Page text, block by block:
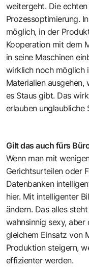
weitergeht. Die
Prozessoptimierung.
möglich, in der
Kooperation mit dem
in seine Maschinen
wirklich noch möglich
Materialien
es Staus gibt. Das
erlauben unglaubliche
Gilt das auch fürs
Wenn man mit
Gerichtsurteilen oder
Datenbanken
hier. Mit intelligenter
ändern. Das alles
wahnsinnig sexy,
gleichem Einsatz von
Produktion steigern,
effizienter werden.